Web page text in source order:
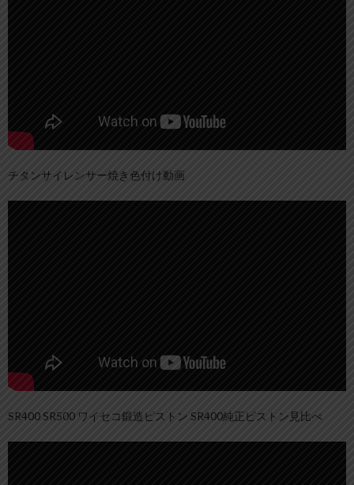
チタンサイレンサー焼き色付け動画
SR400 SR500 ワイセコ鍛造ピストン SR400純正ピストン見比べ